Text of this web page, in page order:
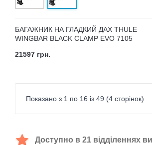
БАГАЖНИК НА ГЛАДКИЙ ДАХ THULE
WINGBAR BLACK CLAMP EVO 7105
21597 грн.
Показано з 1 по 16 із 49 (4 сторінок)
Доступно в 21 відділеннях